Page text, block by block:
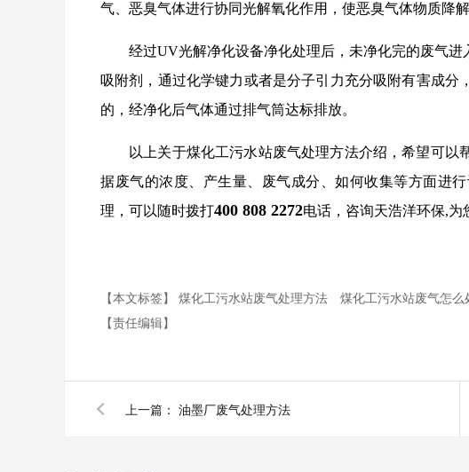
气、恶臭气体进行协同光解氧化作用，使恶臭气体物质降
经过UV光解净化设备净化处理后，未净化完的废气
吸附剂，通过化学键力或者是分子引力充分吸附有害成分
的，经净化后气体通过排气筒达标排放。
以上关于煤化工污水站废气处理方法介绍，希望可
据废气的浓度、产生量、废气成分、如何收集等方面进
理，可以随时拨打400 808 2272电话，咨询天浩洋环保,为
【本文标签】 煤化工污水站废气处理方法
煤化工污水站废气怎么
【责任编辑】
上一篇： 油墨厂废气处理方法